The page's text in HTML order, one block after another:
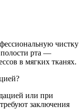
чистку
рта —
в мягких тканях.
или при
заключения